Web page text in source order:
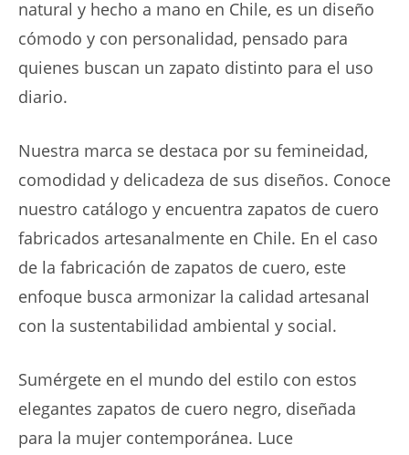
natural y hecho a mano en Chile, es un diseño
cómodo y con personalidad, pensado para
quienes buscan un zapato distinto para el uso
diario.
Nuestra marca se destaca por su femineidad,
comodidad y delicadeza de sus diseños. Conoce
nuestro catálogo y encuentra zapatos de cuero
fabricados artesanalmente en Chile. En el caso
de la fabricación de zapatos de cuero, este
enfoque busca armonizar la calidad artesanal
con la sustentabilidad ambiental y social.
Sumérgete en el mundo del estilo con estos
elegantes zapatos de cuero negro, diseñada
para la mujer contemporánea. Luce